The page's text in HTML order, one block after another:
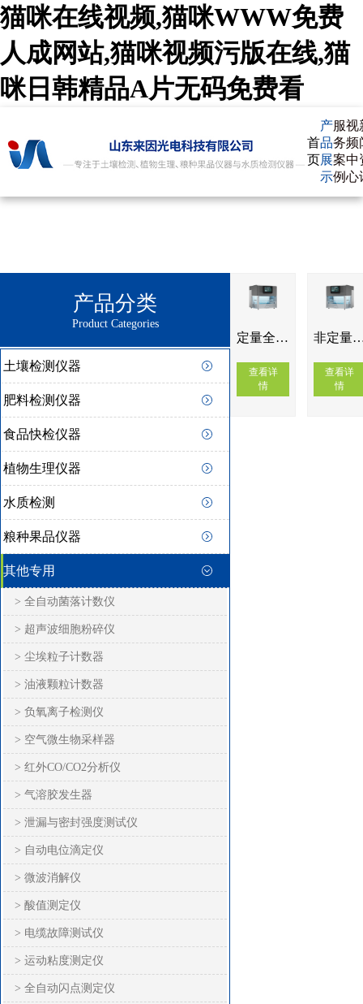
猫咪在线视频,猫咪WWW免费
人成网站,猫咪视频污版在线,猫
咪日韩精品A片无码免费看
首
页
产
品
展
示
服
务
案
例
视
频
中
心
产品分类
Product Categories
土壤检测仪器
肥料检测仪器
食品快检仪器
植物生理仪器
水质检测
粮种果品仪器
其他专用
> 全自动菌落计数仪
> 超声波细胞粉碎仪
> 尘埃粒子计数器
> 油液颗粒计数器
> 负氧离子检测仪
> 空气微生物采样器
> 红外CO/CO2分析仪
> 气溶胶发生器
> 泄漏与密封强度测试仪
> 自动电位滴定仪
> 微波消解仪
> 酸值测定仪
> 电缆故障测试仪
> 运动粘度测定仪
> 全自动闪点测定仪
定量全自动氮吹浓缩仪IN-DND200
查看详
情
非定量全自动氮吹浓缩
查看详
情